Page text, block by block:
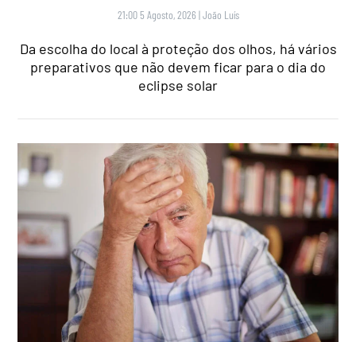
21:00 5 Agosto, 2026 |João Luís
Da escolha do local à proteção dos olhos, há vários
preparativos que não devem ficar para o dia do
eclipse solar